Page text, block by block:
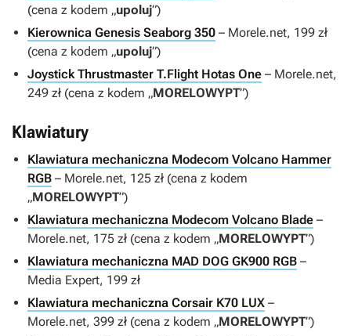
(cena z kodem „upoluj”)
Kierownica Genesis Seaborg 350 – Morele.net, 199 zł
(cena z kodem „upoluj”)
Joystick Thrustmaster T.Flight Hotas One – Morele.net,
249 zł (cena z kodem „MORELOWYPT”)
Klawiatury
Klawiatura mechaniczna Modecom Volcano Hammer
RGB – Morele.net, 125 zł (cena z kodem
„MORELOWYPT”)
Klawiatura mechaniczna Modecom Volcano Blade –
Morele.net, 175 zł (cena z kodem „MORELOWYPT”)
Klawiatura mechaniczna MAD DOG GK900 RGB –
Media Expert, 199 zł
Klawiatura mechaniczna Corsair K70 LUX –
Morele.net, 399 zł (cena z kodem „MORELOWYPT”)